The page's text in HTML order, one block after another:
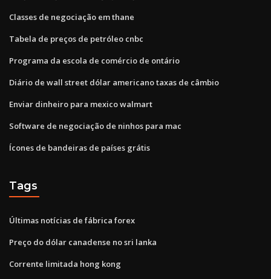
Classes de negociação em thane
Tabela de preços de petróleo cnbc
Programa da escola de comércio de ontário
Diário de wall street dólar americano taxas de câmbio
Enviar dinheiro para mexico walmart
Software de negociação de ninhos para mac
Ícones de bandeiras de países grátis
Tags
Últimas notícias de fábrica forex
Preço do dólar canadense no sri lanka
Corrente limitada hong kong